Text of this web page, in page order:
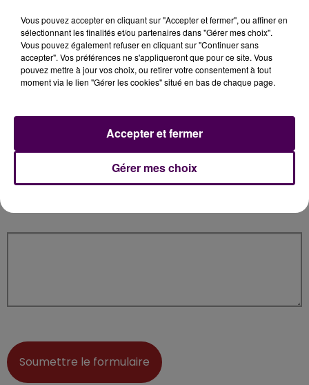
Sujet*
Soumettre le formulaire
Vous pouvez accepter en cliquant sur "Accepter et fermer", ou affiner en
sélectionnant les finalités et/ou partenaires dans "Gérer mes choix".
Vous pouvez également refuser en cliquant sur "Continuer sans
accepter". Vos préférences ne s'appliqueront que pour ce site. Vous
pouvez mettre à jour vos choix, ou retirer votre consentement à tout
moment via le lien "Gérer les cookies" situé en bas de chaque page.
Gérer mes choix
Accepter et fermer